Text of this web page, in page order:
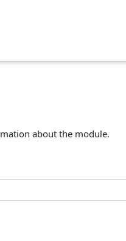
about the module.